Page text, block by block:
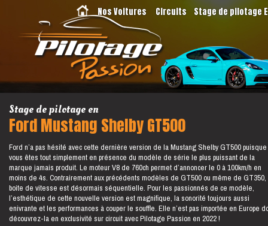
Nos Voitures Circuits Stage de pilotage
Stage de pilotage en
Ford Mustang Shelby GT500
Ford n’a pas hésité avec cette dernière version de la Mustang Shelby GT500 puisque
vous êtes tout simplement en présence du modèle de série le plus puissant de la
marque jamais produit. Le moteur V8 de 760ch permet d’annoncer le 0 à 100km/h en
moins de 4s. Contrairement aux précédents modèles de GT500 ou même de
boite de vitesse est désormais séquentielle. Pour les passionnés de ce modèle,
l’esthétique de cette nouvelle version est magnifique, la sonorité toujours aussi
enivrante et les performances à couper le souffle. Elle n’est pas importée en Europe
découvrez-la en exclusivité sur circuit avec Pilotage Passion en 2022 !